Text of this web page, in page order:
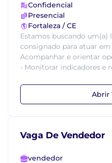
Confidencial
Presencial
Fortaleza / CE
Estamos buscando um(a)
consignado para atuar
Acompanhar e orientar
- Monitorar indicadores e
Abrir
Vaga De Vendedor
vendedor